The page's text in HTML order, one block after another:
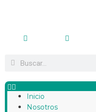
Inicio
Nosotros